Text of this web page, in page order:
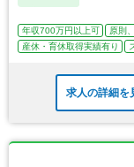
年収700万円以上可 原則
産休・育休取得実績有り
求人の詳細を